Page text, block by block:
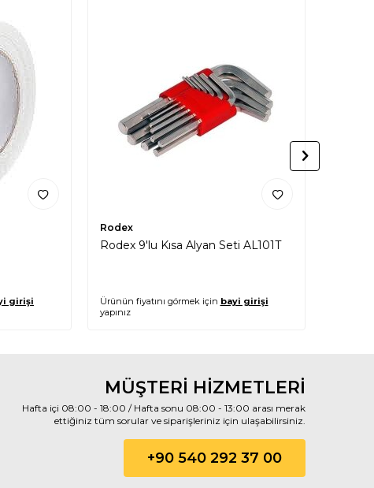
girişi
Rodex
Rodex 9'lu Kısa Alyan Seti AL101T
Ürünün fiyatını görmek için bayi girişi
yapınız
MÜŞTERİ HİZMETLERİ
Hafta içi 08:00 - 18:00 / Hafta sonu 08:00 - 13:00 arası merak
ettiğiniz tüm sorular ve siparişleriniz için ulaşabilirsiniz.
+90 540 292 37 00